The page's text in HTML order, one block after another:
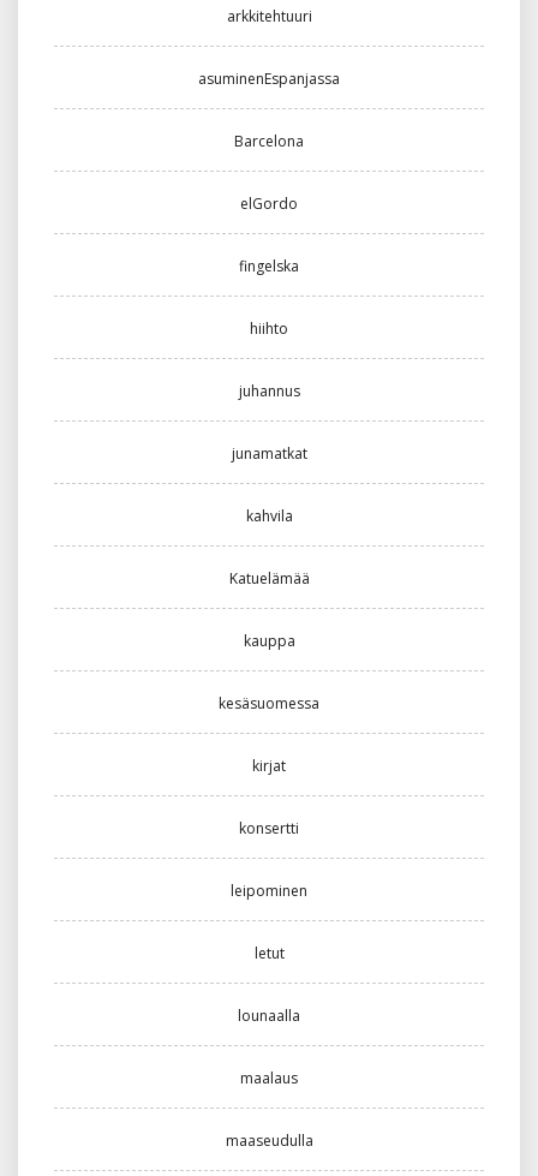
arkkitehtuuri
asuminenEspanjassa
Barcelona
elGordo
fingelska
hiihto
juhannus
junamatkat
kahvila
Katuelämää
kauppa
kesäsuomessa
kirjat
konsertti
leipominen
letut
lounaalla
maalaus
maaseudulla